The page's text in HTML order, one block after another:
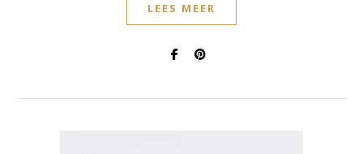
LEES MEER